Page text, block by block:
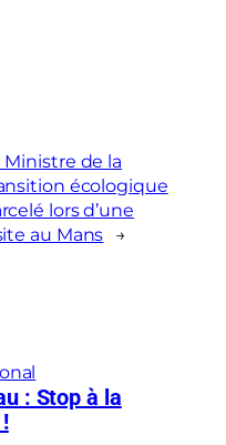
Ministre de la
écologique
lors d’une
au Mans
→
: Stop à la